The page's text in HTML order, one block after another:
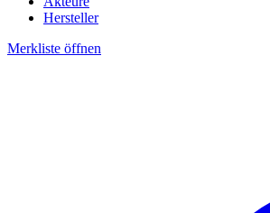
Hersteller
Merkliste öffnen